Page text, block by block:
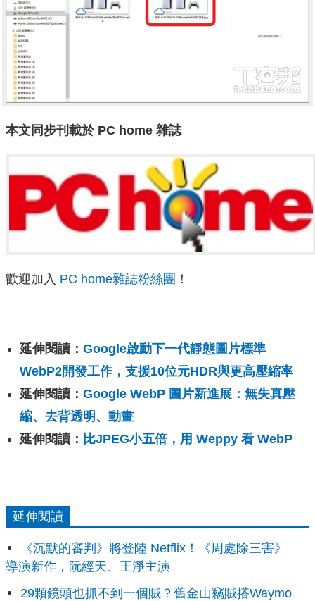
本文同步刊載於 PC home 雜誌
歡迎加入 PC home雜誌粉絲團 ！
延伸閱讀： Google啟動下一代靜態圖片標準
WebP2開發工作，支援10位元HDR與更高壓縮率
延伸閱讀： Google WebP 圖片新進展：無失真壓
縮、去背透明、動畫
延伸閱讀： 比JPEG小五倍，用 Weppy 看 WebP
延伸閱讀
《沉默的審判》將登陸 Netflix！《周處除三害》
導演新作，阮經天、王淨主演
29顆鏡頭也抓不到一個賊？舊金山竊賊搭Waymo